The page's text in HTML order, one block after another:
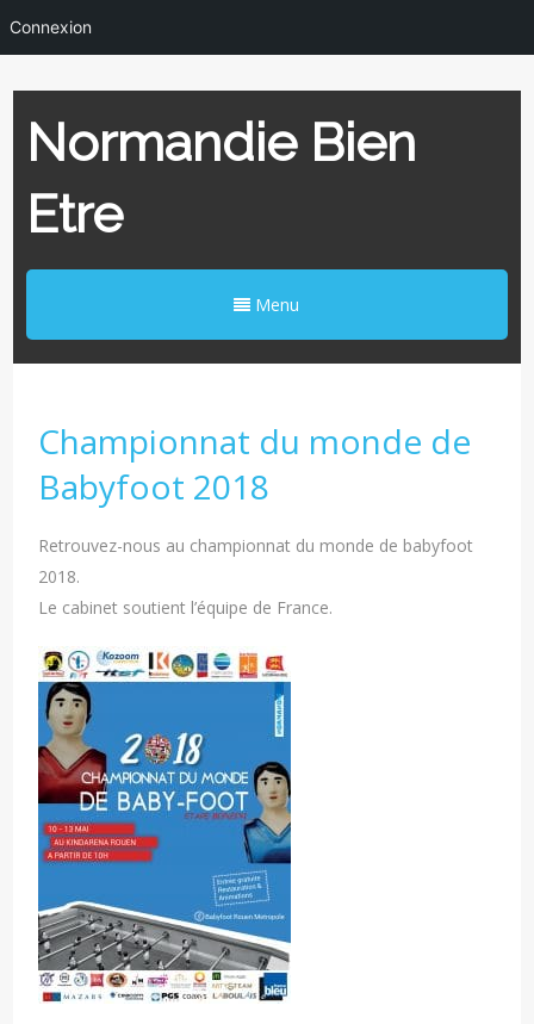
Normandie Bien
Etre
Menu
Championnat du monde de
Babyfoot 2018
Retrouvez-nous au championnat du monde de babyfoot
2018.
Le cabinet soutient l’équipe de France.
Connexion